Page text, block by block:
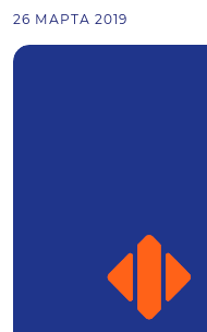
26 МАРТА 2019